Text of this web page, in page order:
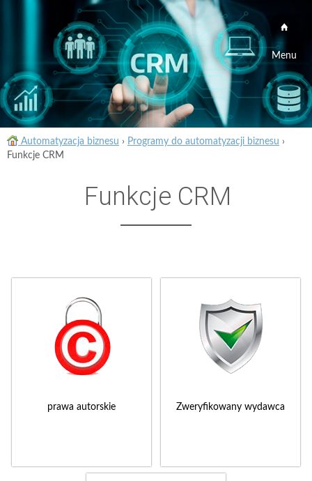
Menu
Automatyzacja biznesu › Programy do automatyzacji biznesu ›
Funkcje CRM
Funkcje CRM
prawa autorskie Zweryfikowany wydawca